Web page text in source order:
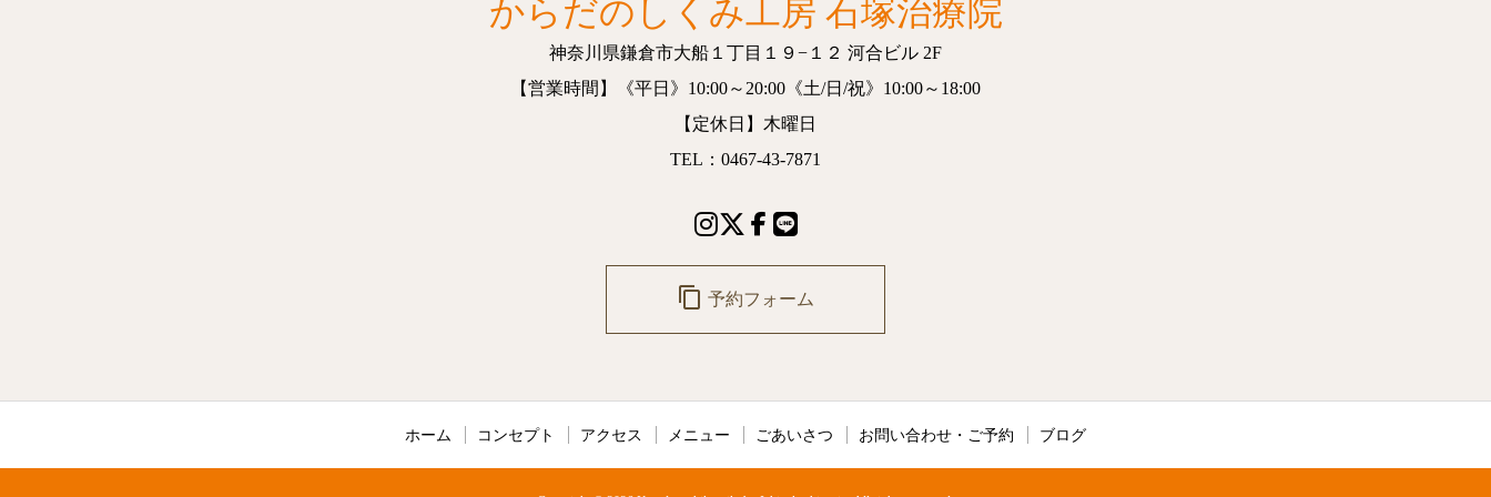
からだのしくみ工房 石塚治療院
神奈川県鎌倉市大船１丁目１９−１２ 河合ビル 2F
【営業時間】
《平日》10:00～20:00 《土/日/祝》10:00～18:00
【定休日】木曜日
TEL：0467-43-7871
content_copy 予約フォーム
ホーム コンセプト アクセス メニュー ごあいさつ お問い合わせ・ご予約 ブログ